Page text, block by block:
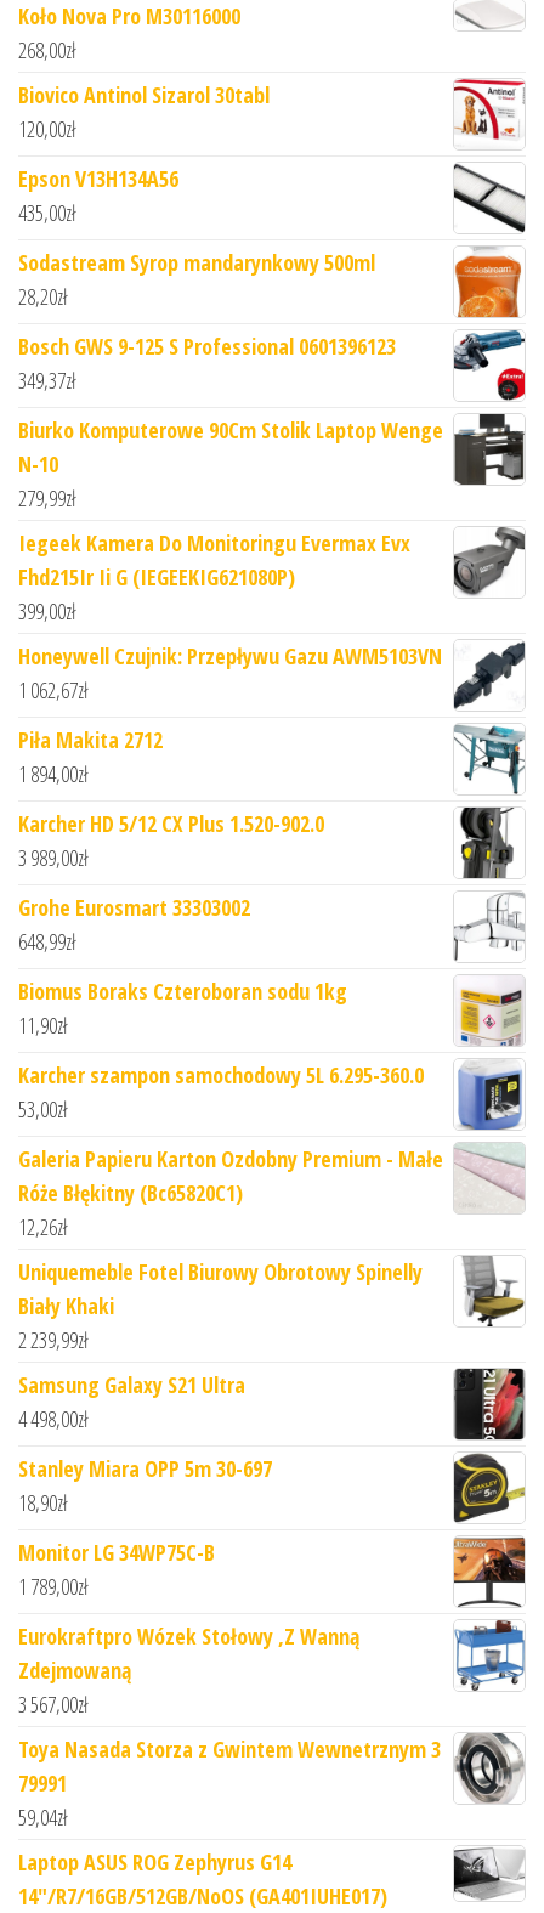
Koło Nova Pro M30116000
268,00zł
Biovico Antinol Sizarol 30tabl
120,00zł
Epson V13H134A56
435,00zł
Sodastream Syrop mandarynkowy 500ml
28,20zł
Bosch GWS 9-125 S Professional 0601396123
349,37zł
Biurko Komputerowe 90Cm Stolik Laptop Wenge
N-10
279,99zł
Iegeek Kamera Do Monitoringu Evermax Evx
Fhd215Ir Ii G (IEGEEKIG621080P)
399,00zł
Honeywell Czujnik: Przepływu Gazu AWM5103VN
1 062,67zł
Piła Makita 2712
1 894,00zł
Karcher HD 5/12 CX Plus 1.520-902.0
3 989,00zł
Grohe Eurosmart 33303002
648,99zł
Biomus Boraks Czteroboran sodu 1kg
11,90zł
Karcher szampon samochodowy 5L 6.295-360.0
53,00zł
Galeria Papieru Karton Ozdobny Premium - Małe
Róże Błękitny (Bc65820C1)
12,26zł
Uniquemeble Fotel Biurowy Obrotowy Spinelly
Biały Khaki
2 239,99zł
Samsung Galaxy S21 Ultra
4 498,00zł
Stanley Miara OPP 5m 30-697
18,90zł
Monitor LG 34WP75C-B
1 789,00zł
Eurokraftpro Wózek Stołowy ,Z Wanną
Zdejmowaną
3 567,00zł
Toya Nasada Storza z Gwintem Wewnetrznym 3
79991
59,04zł
Laptop ASUS ROG Zephyrus G14
14"/R7/16GB/512GB/NoOS (GA401IUHE017)